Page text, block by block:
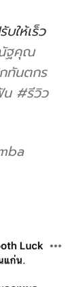
ให้เร็ว
ฐคุณ
ทันตกร
#รีวิว